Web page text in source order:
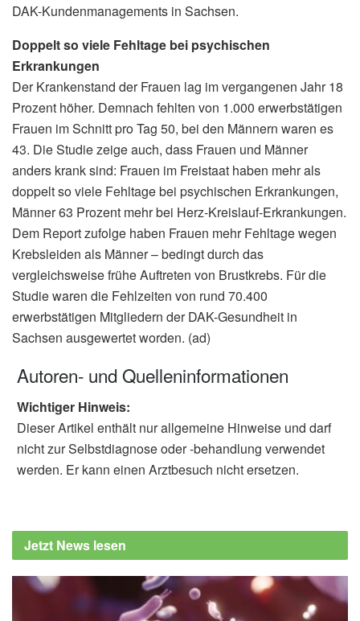
DAK-Kundenmanagements in Sachsen.
Doppelt so viele Fehltage bei psychischen
Erkrankungen
Der Krankenstand der Frauen lag im vergangenen Jahr 18
Prozent höher. Demnach fehlten von 1.000 erwerbstätigen
Frauen im Schnitt pro Tag 50, bei den Männern waren es
43. Die Studie zeige auch, dass Frauen und Männer
anders krank sind: Frauen im Freistaat haben mehr als
doppelt so viele Fehltage bei psychischen Erkrankungen,
Männer 63 Prozent mehr bei Herz-Kreislauf-Erkrankungen.
Dem Report zufolge haben Frauen mehr Fehltage wegen
Krebsleiden als Männer – bedingt durch das
vergleichsweise frühe Auftreten von Brustkrebs. Für die
Studie waren die Fehlzeiten von rund 70.400
erwerbstätigen Mitgliedern der DAK-Gesundheit in
Sachsen ausgewertet worden. (ad)
Autoren- und Quelleninformationen
Wichtiger Hinweis:
Dieser Artikel enthält nur allgemeine Hinweise und darf
nicht zur Selbstdiagnose oder -behandlung verwendet
werden. Er kann einen Arztbesuch nicht ersetzen.
Jetzt News lesen